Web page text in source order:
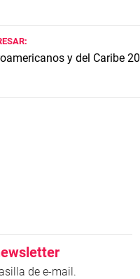
y del Caribe
de e-mail.